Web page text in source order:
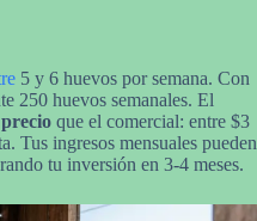
5 y 6 huevos por semana. Con
250 huevos semanales. El
que el comercial: entre $3
Tus ingresos mensuales pueden
tu inversión en 3-4 meses.